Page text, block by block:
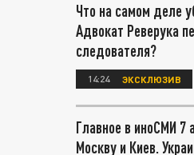
Что на самом деле
Адвокат Реверука
следователя?
14:24 ЭКСКЛЮЗИВ
Главное в иноСМИ 7
Москву и Киев.